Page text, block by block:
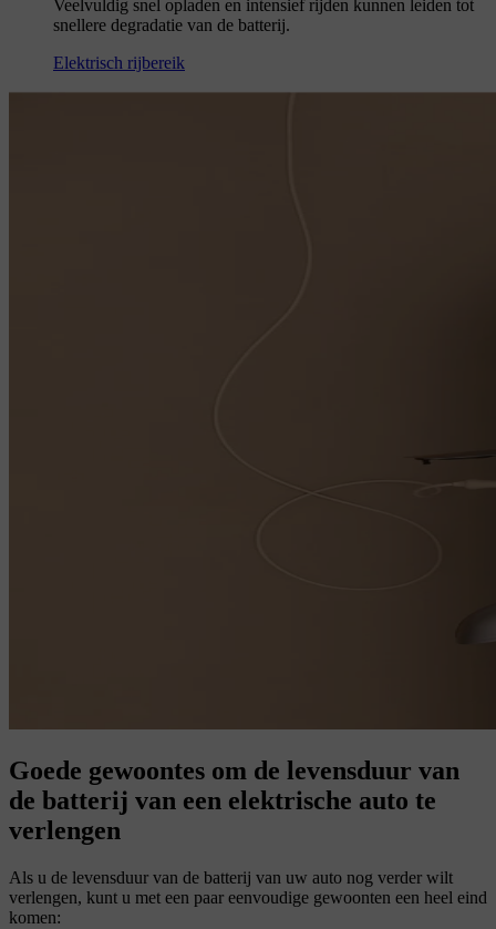
Veelvuldig snel opladen en intensief rijden kunnen leiden tot
snellere degradatie van de batterij.
Elektrisch rijbereik
Goede gewoontes om de levensduur van
de batterij van een elektrische auto te
verlengen
Als u de levensduur van de batterij van uw auto nog verder wilt
verlengen, kunt u met een paar eenvoudige gewoonten een heel eind
komen: